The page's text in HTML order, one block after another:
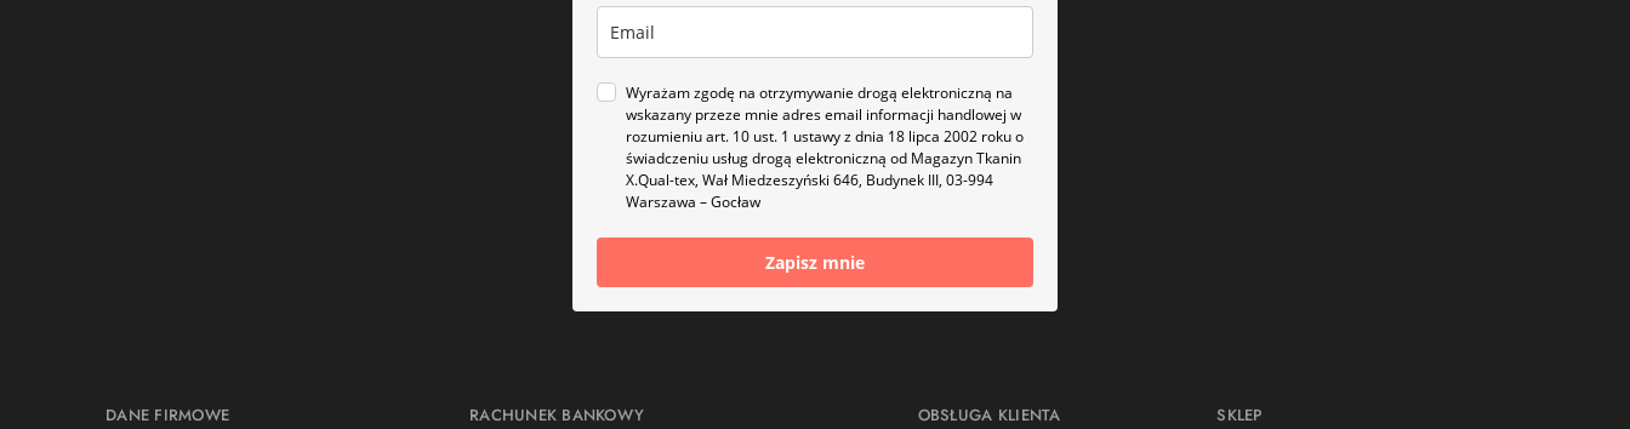
Wyrażam zgodę na otrzymywanie drogą elektroniczną na
wskazany przeze mnie adres email informacji handlowej w
rozumieniu art. 10 ust. 1 ustawy z dnia 18 lipca 2002 roku o
świadczeniu usług drogą elektroniczną od Magazyn Tkanin
X.Qual-tex, Wał Miedzeszyński 646, Budynek III, 03-994
Warszawa – Gocław
Zapisz mnie
DANE FIRMOWE RACHUNEK BANKOWY OBSŁUGA KLIENTA SKLEP